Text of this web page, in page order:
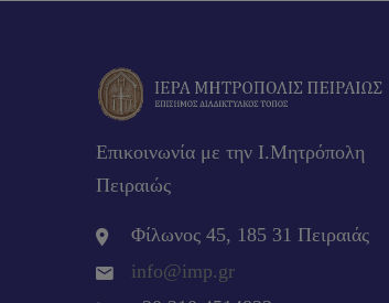
Επικοινωνία με την Ι.Μητρόπολη
Πειραιώς
Φίλωνος 45, 185 31 Πειραιάς
info@imp.gr